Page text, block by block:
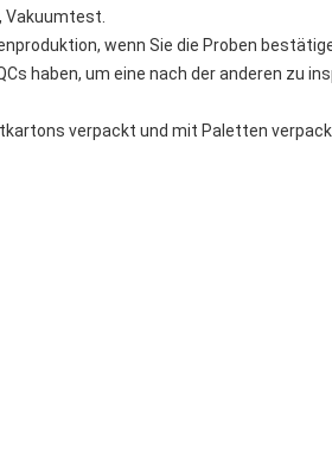
wenn Sie die Proben
haben, um eine nach der anderen zu
verpackt und mit Paletten